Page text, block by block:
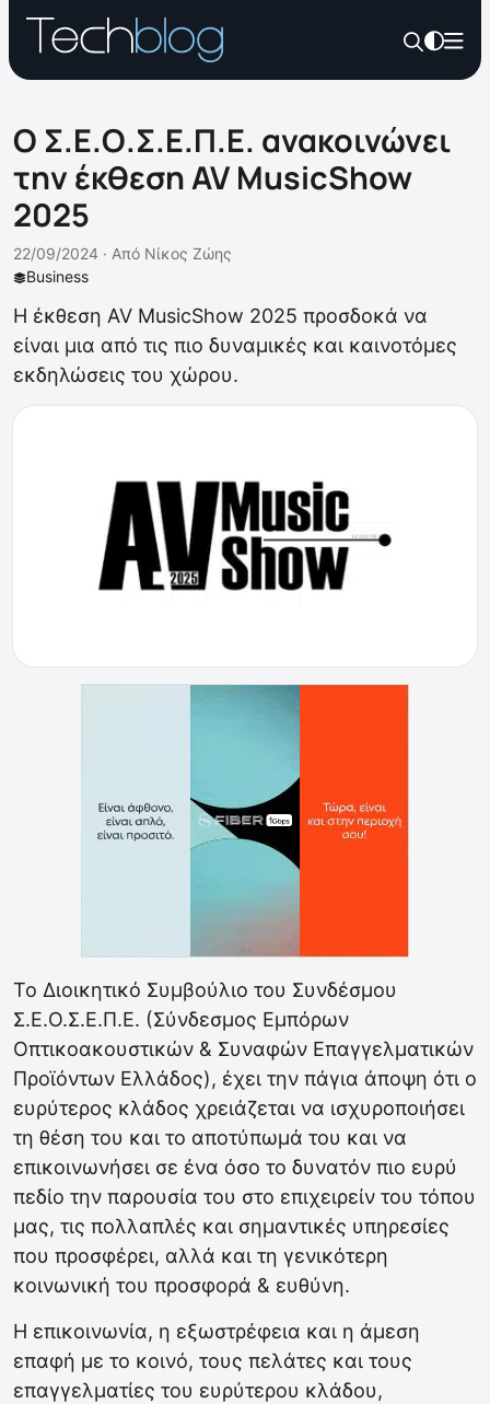
Ο Σ.Ε.Ο.Σ.Ε.Π.Ε. ανακοινώνει
την έκθεση AV MusicShow
2025
Business
22/09/2024 · Από Νίκος Ζώης
Η έκθεση AV MusicShow 2025 προσδοκά να
είναι μια από τις πιο δυναμικές και καινοτόμες
εκδηλώσεις του χώρου.
To Διοικητικό Συμβούλιο του Συνδέσμου
Σ.Ε.Ο.Σ.Ε.Π.Ε. (Σύνδεσμος Εμπόρων
Οπτικοακουστικών & Συναφών Επαγγελματικών
Προϊόντων Ελλάδος), έχει την πάγια άποψη ότι ο
ευρύτερος κλάδος χρειάζεται να ισχυροποιήσει
τη θέση του και το αποτύπωμά του και να
επικοινωνήσει σε ένα όσο το δυνατόν πιο ευρύ
πεδίο την παρουσία του στο επιχειρείν του τόπου
μας, τις πολλαπλές και σημαντικές υπηρεσίες
που προσφέρει, αλλά και τη γενικότερη
κοινωνική του προσφορά & ευθύνη.
Η επικοινωνία, η εξωστρέφεια και η άμεση
επαφή με το κοινό, τους πελάτες και τους
επαγγελματίες του ευρύτερου κλάδου,